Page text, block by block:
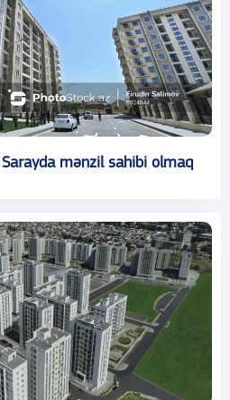
mənzil sahibi olmaq